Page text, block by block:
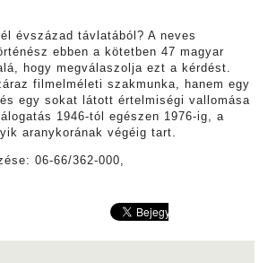
évszázad távlatából? A neves
ebben a kötetben 47 magyar
hogy megválaszolja ezt a kérdést.
filmelméleti szakmunka, hanem egy
egy sokat látott értelmiségi vallomása
1946-tól egészen 1976-ig, a
aranykorának végéig tart.
06-66/362-000,